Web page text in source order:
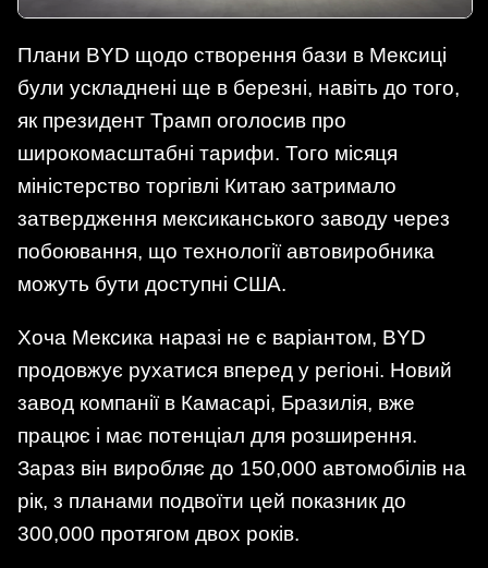
Плани BYD щодо створення бази в Мексиці
були ускладнені ще в березні, навіть до того,
як президент Трамп оголосив про
широкомасштабні тарифи. Того місяця
міністерство торгівлі Китаю затримало
затвердження мексиканського заводу через
побоювання, що технології автовиробника
можуть бути доступні США.
Хоча Мексика наразі не є варіантом, BYD
продовжує рухатися вперед у регіоні. Новий
завод компанії в Камасарі, Бразилія, вже
працює і має потенціал для розширення.
Зараз він виробляє до 150,000 автомобілів на
рік, з планами подвоїти цей показник до
300,000 протягом двох років.